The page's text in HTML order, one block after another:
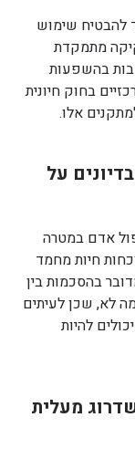
להבטיח שימוש
מתמקדת
בהשפעות
בחוק חיונית
אלו.
על
אדם במטרה
חיות מחמד
בהסכמות בין
לא, שכן לעיתים
להיות
מעלית